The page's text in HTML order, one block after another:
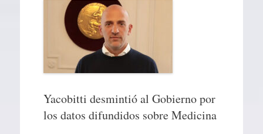
Yacobitti desmintió al Gobierno por
los datos difundidos sobre Medicina